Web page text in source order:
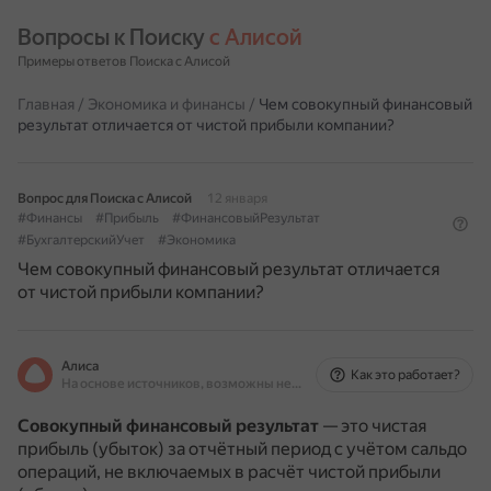
Вопросы к Поиску с Алисой
Примеры ответов Поиска с Алисой
Главная / Экономика и финансы / Чем совокупный финансовый
результат отличается от чистой прибыли компании?
Вопрос для Поиска с Алисой
12 января
#Финансы
#Прибыль
#ФинансовыйРезультат
#БухгалтерскийУчет
#Экономика
Чем совокупный финансовый результат отличается
от чистой прибыли компании?
Алиса
На основе источников, возможны неточности
Как это работает?
Совокупный финансовый результат — это чистая
прибыль (убыток) за отчётный период с учётом сальдо
операций, не включаемых в расчёт чистой прибыли